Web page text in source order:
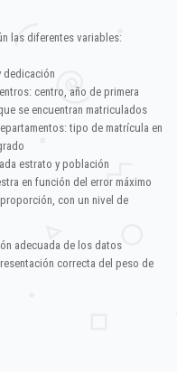
las diferentes variables:
dedicación
centro, año de primera
se encuentran matriculados
tipo de matrícula en
estrato y población
en función del error máximo
con un nivel de
adecuada de los datos
correcta del peso de